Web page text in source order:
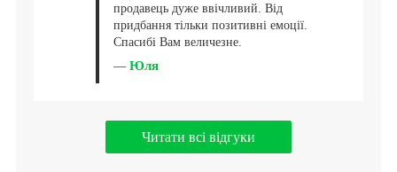
продавець дуже ввічливий. Від
придбання тільки позитивні емоції.
Спасибі Вам величезне.
— Юля
Читати всі відгуки